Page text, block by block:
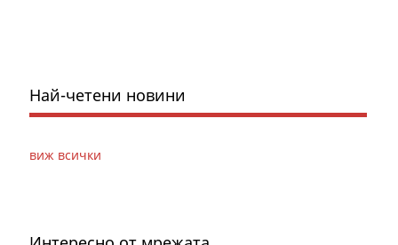
Най-четени новини
виж всички